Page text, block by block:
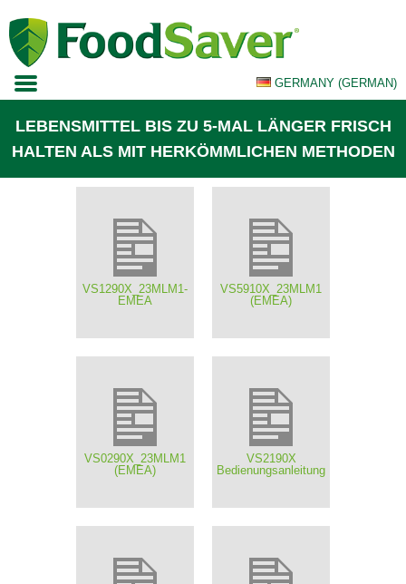
Skip
content
GERMANY (GERMAN)
LAND / SPRACHE
EUROPE (ENGLISH)
SPAIN (SPANISH)
FRANCE (FRENCH)
LEBENSMITTEL BIS ZU 5-MAL LÄNGER FRISCH
HALTEN ALS MIT HERKÖMMLICHEN METHODEN
VS1290X_23MLM1-
EMEA
VS5910X_23MLM1
(EMEA)
VS0290X_23MLM1
(EMEA)
VS2190X
Bedienungsanleitung